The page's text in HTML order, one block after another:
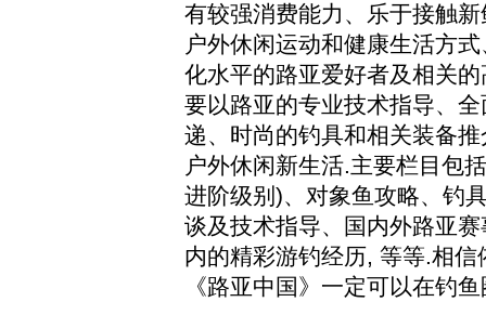
有较强消费能力、乐于接触
户外休闲运动和健康生活方
化水平的路亚爱好者及相关
要以路亚的专业技术指导、
递、时尚的钓具和相关装备推
户外休闲新生活.主要栏目包括
进阶级别 )、对象鱼攻略、钓
谈及技术指导、国内外路亚
内的精彩游钓经历, 等等.相信
《路亚中国》一定可以在钓